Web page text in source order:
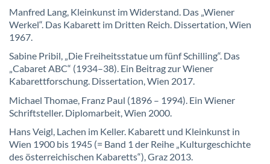
Manfred Lang, Kleinkunst im Widerstand. Das „Wiener
Werkel“. Das Kabarett im Dritten Reich. Dissertation, Wien
1967.
Sabine Pribil, „Die Freiheitsstatue um fünf Schilling“. Das
„Cabaret ABC“ (1934–38). Ein Beitrag zur Wiener
Kabarettforschung. Dissertation, Wien 2017.
Michael Thomae, Franz Paul (1896 – 1994). Ein Wiener
Schriftsteller. Diplomarbeit, Wien 2000.
Hans Veigl, Lachen im Keller. Kabarett und Kleinkunst in
Wien 1900 bis 1945 (= Band 1 der Reihe „Kulturgeschichte
des österreichischen Kabaretts“), Graz 2013.